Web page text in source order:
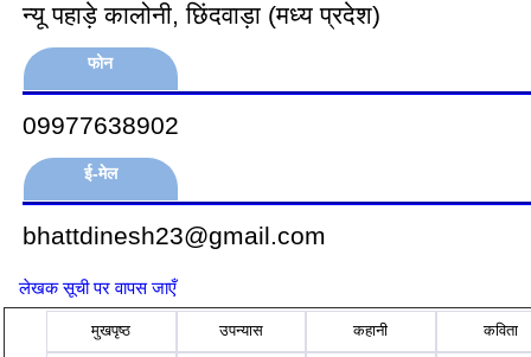
न्यू पहाड़े कालोनी, छिंदवाड़ा (मध्य प्रदेश)
फोन
09977638902
ई-मेल
bhattdinesh23@gmail.com
लेखक सूची पर वापस जाएँ
मुखपृष्ठ उपन्यास कहानी कविता